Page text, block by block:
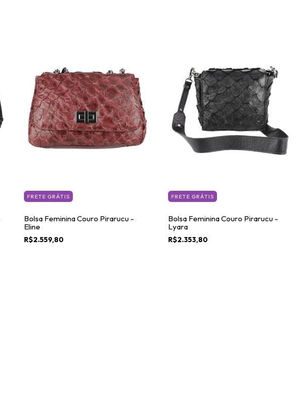
FRETE GRÁTIS
Bolsa Feminina Couro Pirarucu -
Eline
R$2.559,80
FRETE GRÁTIS
Bolsa Feminina Couro Pirarucu -
Lyara
R$2.353,80